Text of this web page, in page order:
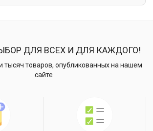
ДЛЯ ВСЕХ И ДЛЯ КАЖДОГО!
тысяч товаров, опубликованных на нашем
сайте